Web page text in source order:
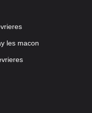
les macon